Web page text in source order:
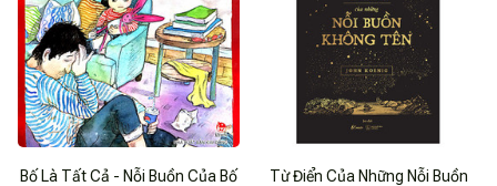
Bố Là Tất Cả - Nỗi Buồn Của Bố
Từ Điển Của Những Nỗi Buồn